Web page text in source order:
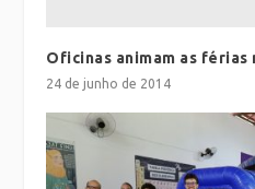
Oficinas animam as férias
24 de junho de 2014